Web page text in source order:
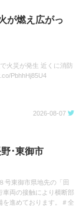
が燃え広がっ
火災が発生 近くに消防
PbhhHj85U4
2026-08-07
･‬東御市
号東御市県地先の「田
両の接触により横断部
進めております。＃全